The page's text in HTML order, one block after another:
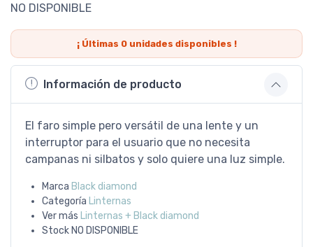
NO DISPONIBLE
¡ Últimas 0unidades disponibles !
Información de producto
El faro simple pero versátil de una lente y un
interruptor para el usuario que no necesita
campanas ni silbatos y solo quiere una luz simple.
Marca Black diamond
Categoría Linternas
Ver más Linternas + Black diamond
Stock NO DISPONIBLE